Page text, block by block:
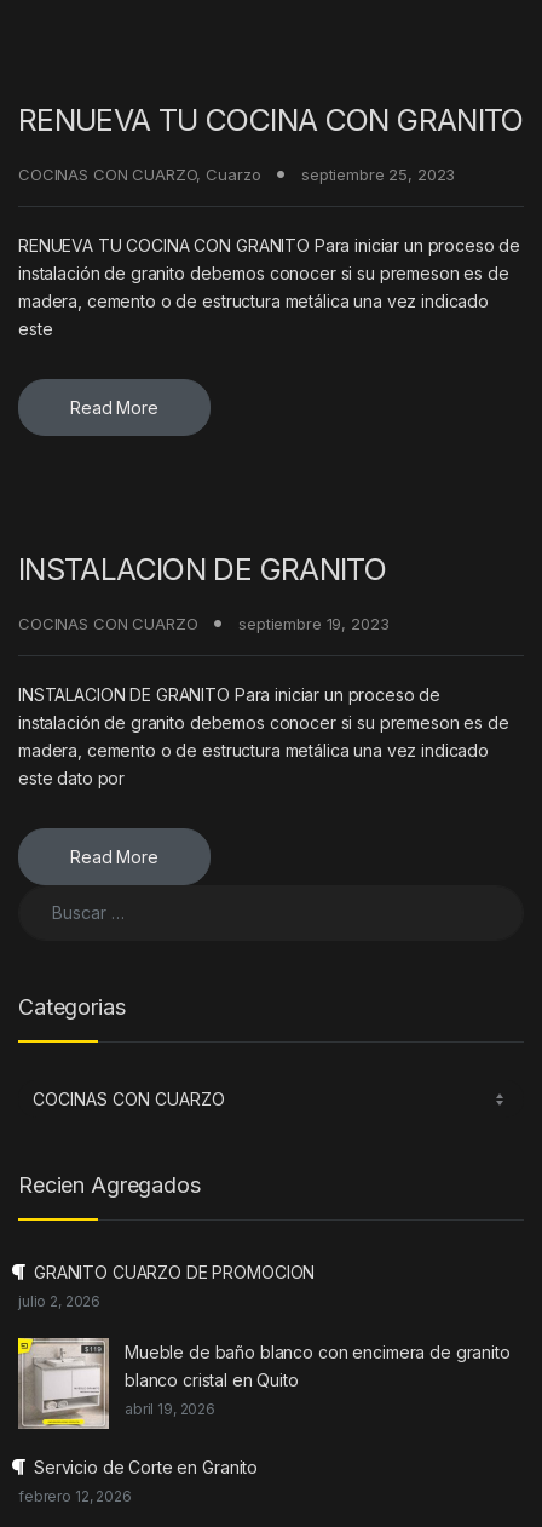
RENUEVA TU COCINA CON GRANITO
COCINAS CON CUARZO, Cuarzo septiembre 25, 2023
RENUEVA TU COCINA CON GRANITO Para iniciar un proceso de
instalación de granito debemos conocer si su premeson es de
madera, cemento o de estructura metálica una vez indicado
este
Read More
INSTALACION DE GRANITO
COCINAS CON CUARZO septiembre 19, 2023
INSTALACION DE GRANITO Para iniciar un proceso de
instalación de granito debemos conocer si su premeson es de
madera, cemento o de estructura metálica una vez indicado
este dato por
Read More
Categorias
Categorias
Recien Agregados
GRANITO CUARZO DE PROMOCION
julio 2, 2026
Mueble de baño blanco con encimera de granito
blanco cristal en Quito
abril 19, 2026
Servicio de Corte en Granito
febrero 12, 2026